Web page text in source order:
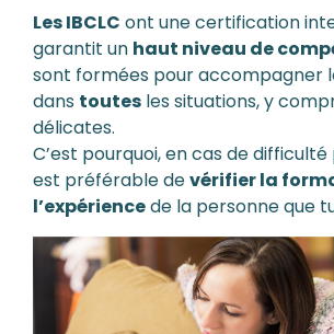
Les IBCLC ont une certification
garantit un haut niveau de
sont formées pour accompagner
dans toutes les situations, y
délicates.
C’est pourquoi, en cas de
est préférable devérifier la
l’expériencede la personne que